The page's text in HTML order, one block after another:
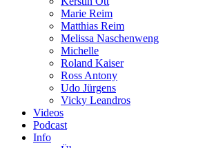
Marie Reim
Matthias Reim
Melissa Naschenweng
Michelle
Roland Kaiser
Ross Antony
Udo Jürgens
Vicky Leandros
Videos
Podcast
Info